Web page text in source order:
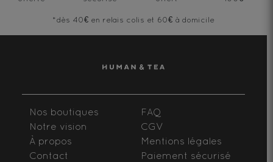
*dès 40€ en relais colis et 60€ à domicile
Nos boutiques
Notre vision
À propos
Contact
FAQ
CGV
Mentions légales
Paiement sécurisé